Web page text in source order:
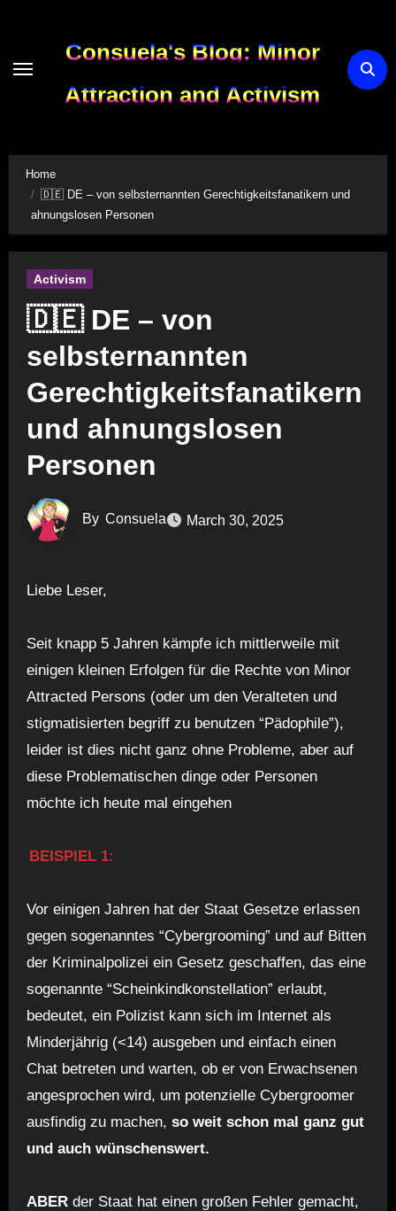
content
Consuela's Blog: Minor
Attraction and Activism
Home
🇩🇪 DE – von selbsternannten Gerechtigkeitsfanatikern und
ahnungslosen Personen
Activism
🇩🇪 DE – von
selbsternannten
Gerechtigkeitsfanatikern
und ahnungslosen
Personen
By Consuela March 30, 2025
Liebe Leser,
Seit knapp 5 Jahren kämpfe ich mittlerweile mit
einigen kleinen Erfolgen für die Rechte von Minor
Attracted Persons (oder um den Veralteten und
stigmatisierten begriff zu benutzen “Pädophile”),
leider ist dies nicht ganz ohne Probleme, aber auf
diese Problematischen dinge oder Personen
möchte ich heute mal eingehen
BEISPIEL 1:
Vor einigen Jahren hat der Staat Gesetze erlassen
gegen sogenanntes “Cybergrooming” und auf Bitten
der Kriminalpolizei ein Gesetz geschaffen, das eine
sogenannte “Scheinkindkonstellation” erlaubt,
bedeutet, ein Polizist kann sich im Internet als
Minderjährig (<14) ausgeben und einfach einen
Chat betreten und warten, ob er von Erwachsenen
angesprochen wird, um potenzielle Cybergroomer
ausfindig zu machen, so weit schon mal ganz gut
und auch wünschenswert.
ABERder Staat hat einen großen Fehler gemacht,